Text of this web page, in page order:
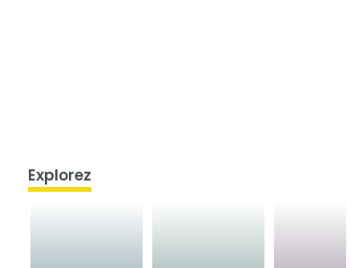
Explorez